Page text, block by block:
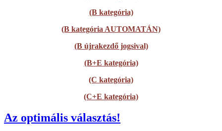
(B kategória)
(B kategória AUTOMATÁN)
(B újrakezdő jogsival)
(B+E kategória)
(C kategória)
(C+E kategória)
Az optimális választás!